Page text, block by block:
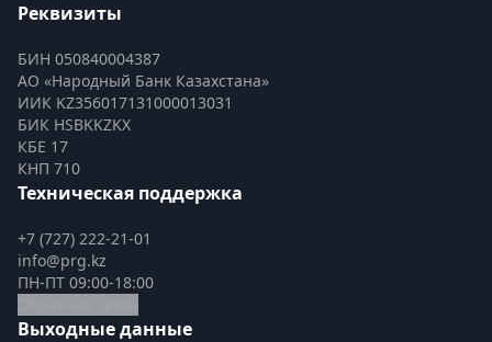
Реквизиты
БИН 050840004387
АО «Народный Банк Казахстана»
ИИК KZ356017131000013031
БИК HSBKKZKX
КБЕ 17
КНП 710
Техническая поддержка
+7 (727) 222-21-01
info@prg.kz
ПН-ПТ 09:00-18:00
Выходные данные